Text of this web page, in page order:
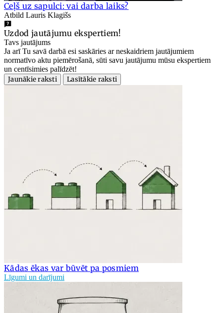
Ceļš uz sapulci: vai darba laiks?
Atbild Lauris Klagišs
Uzdod jautājumu ekspertiem!
Tavs jautājums
Ja arī Tu savā darbā esi saskāries ar neskaidriem jautājumiem
normatīvo aktu piemērošanā, sūti savu jautājumu mūsu ekspertiem
un centīsimies palīdzēt!
Jaunākie raksti
Lasītākie raksti
Kādas ēkas var būvēt pa posmiem
Līgumi un darījumi